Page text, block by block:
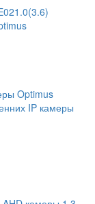
IP камеры